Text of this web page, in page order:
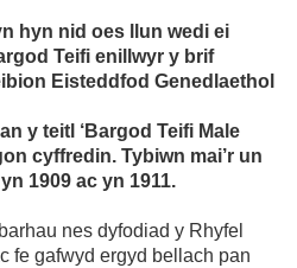
hyn nid oes llun wedi ei
Teifi enillwyr y brif
Eisteddfod Genedlaethol
y teitl ‘Bargod Teifi Male
cyffredin. Tybiwn mai’r un
1909 ac yn 1911.
nes dyfodiad y Rhyfel
fe gafwyd ergyd bellach pan